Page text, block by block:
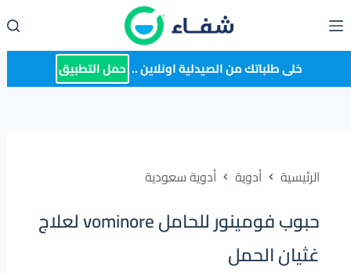
إلى
المحتوى خلى طلباتك من الصيدلية اونلاين .. حمل التطبيق
الرئيسية أدوية أدوية سعودية
حبوب فومينور للحامل vominore لعلاج
غثيان الحمل